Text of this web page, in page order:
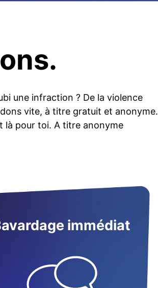
une infraction ? De la violence
vite, à titre gratuit et anonyme.
là pour toi. A titre anonyme
immédiat